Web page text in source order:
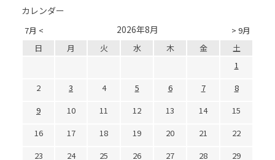
カレンダー
7月 < > 9月
2026年8月
日 月 火 水 木 金
土
1
2
3 4 5 6 7
8
9
10 11 12 13 14
15
16
17 18 19 20 21
22
23
24 25 26 27 28
29